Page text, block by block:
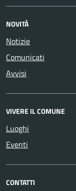
NOVITÀ
Notizie
Comunicati
Avvisi
VIVERE IL COMUNE
Luoghi
Eventi
CONTATTI